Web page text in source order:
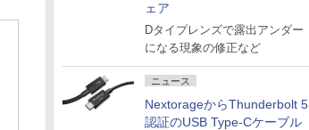
ェア
Dタイプレンズで露出アンダー
になる現象の修正など
ニュース
NextorageからThunderbolt 5
認証のUSB Type-Cケーブル